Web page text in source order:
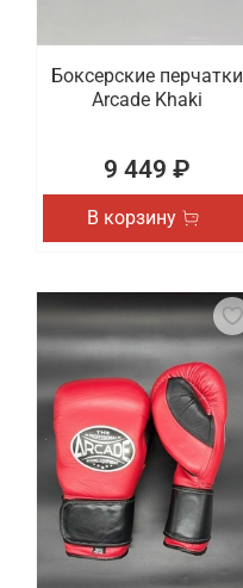
Боксерские перчатки
Arcade Khaki
9 449 ₽
В корзину